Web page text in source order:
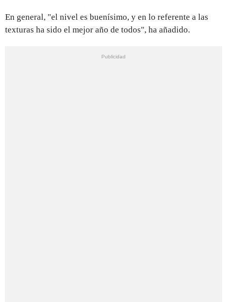
En general, "el nivel es buenísimo, y en lo referente a las
texturas ha sido el mejor año de todos", ha añadido.